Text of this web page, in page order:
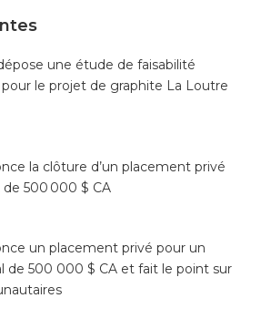
une étude de faisabilité
le projet de graphite La Loutre
la clôture d’un placement privé
500 000 $ CA
un placement privé pour un
de 500 000 $ CA et fait le point sur